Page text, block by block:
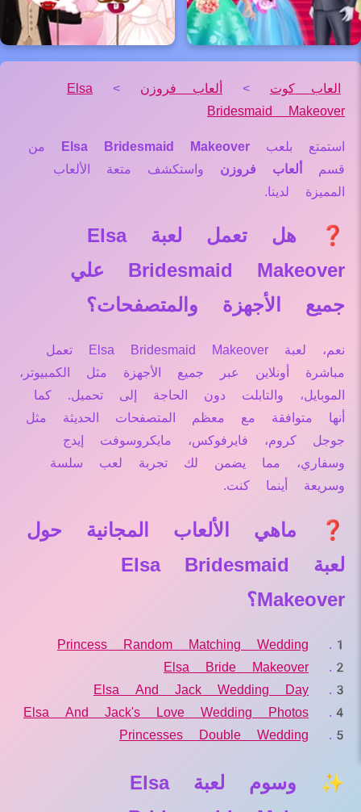
العاب كوت > ألعاب فروزن >
Elsa
Bridesmaid Makeover
استمتع بلعب Elsa Bridesmaid Makeover من
قسم
ألعاب فروزن واستكشف متعة الألعاب
المميزة لدينا.
❓ هل تعمل لعبة Elsa
Bridesmaid Makeover علي
جميع الأجهزة والمتصفحات؟
نعم، لعبة Elsa Bridesmaid Makeover تعمل
مباشرة أونلاين عبر جميع الأجهزة مثل الكمبيوتر،
الموبايل، والتابلت دون الحاجة إلى تحميل. كما
أنها متوافقة مع معظم المتصفحات الحديثة مثل
جوجل كروم، فايرفوكس، مايكروسوفت إيدج
وسفاري، مما يضمن لك تجربة لعب سلسة
وسريعة أينما كنت.
❓ ماهي الألعاب المجانية حول
لعبة Elsa Bridesmaid
Makeover؟
Princess Random Matching Wedding
Elsa Bride Makeover
Elsa And Jack Wedding Day
Elsa And Jack's Love Wedding Photos
Princesses Double Wedding
✨ وسوم لعبة Elsa